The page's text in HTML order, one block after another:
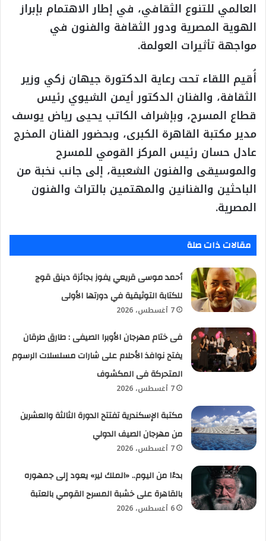
العالمي للتنوع الثقافي، في إطار الاهتمام بإبراز
الهوية المصرية ودور الثقافة والفنون في
مواجهة تأثيرات العولمة.
أُقيم اللقاء تحت رعاية الدكتورة جيهان زكي وزير
الثقافة، والفنان الدكتور أيمن الشيوي رئيس
قطاع المسرح، وبإشراف الكاتب يحيى رياض يوسف
مدير مكتبة القاهرة الكبرى، وبحضور الفنان المخرج
عادل حسان رئيس المركز القومي للمسرح
والموسيقى والفنون الشعبية، إلى جانب نخبة من
الباحثين والفنانين والمهتمين بالتراث والفنون
المصرية.
مقالات ذات صلة
أحمد موسى قريعي يفوز بجائزة دينق قوج
للكتابة التوثيقية في دورتها الأولى
7 أغسطس، 2026
فى ختام مهرجان الأوبرا الصيفى : طارق طرقان
يفتح نوافذ الأحلام على شارات مسلسلات الرسوم
المتحركة فى المكشوف
7 أغسطس، 2026
مكتبة الإسكندرية تفتتح الدورة الثالثة والعشرين
من مهرجان الصيف الدولي
7 أغسطس، 2026
بدءًا من اليوم.. «الملك لير» يعود إلى جمهوره
بالقاهرة على خشبة المسرح القومي بالعتبة
6 أغسطس، 2026